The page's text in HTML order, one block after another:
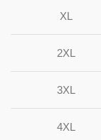
XL
2XL
3XL
4XL